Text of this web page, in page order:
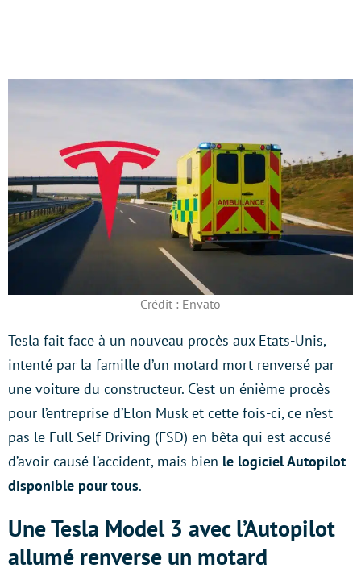
Crédit : Envato
Tesla fait face à un nouveau procès aux Etats-Unis,
intenté par la famille d’un motard mort renversé par
une voiture du constructeur. C’est un énième procès
pour l’entreprise d’Elon Musk et cette fois-ci, ce n’est
pas le Full Self Driving (FSD) en bêta qui est accusé
d’avoir causé l’accident, mais bien le logiciel Autopilot
disponible pour tous.
Une Tesla Model 3 avec l’Autopilot
allumé renverse un motard